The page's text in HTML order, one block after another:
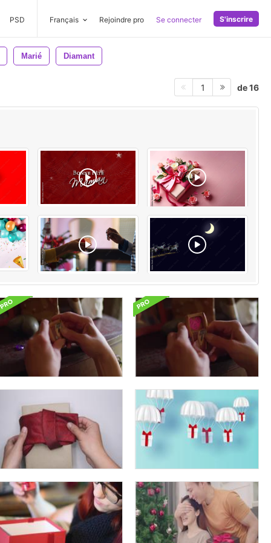
PSD Français Rejoindre pro Se connecter S'inscrire
Marié Diamant
1 de 16